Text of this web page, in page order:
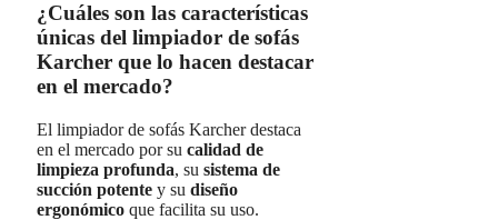
¿Cuáles son las características
únicas del limpiador de sofás
Karcher que lo hacen destacar
en el mercado?
El limpiador de sofás Karcher destaca
en el mercado por su calidad de
limpieza profunda, su sistema de
succión potente y su diseño
ergonómico que facilita su uso.